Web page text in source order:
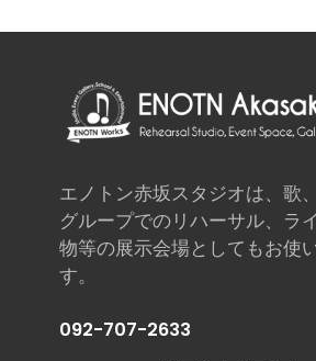
エノトン赤坂スタジオは、歌
グループでのリハーサル、ラ
物等の展示会場としてもお使
す。
092-707-2633